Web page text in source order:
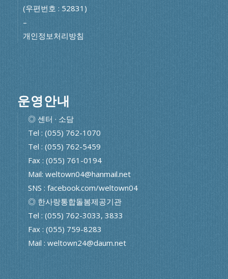
(우편번호 : 52831)
–
개인정보처리방침
운영안내
◎ 센터 · 소담
Tel : (055) 762-1070
Tel : (055) 762-5459
Fax : (055) 761-0194
Mail: weltown04@hanmail.net
SNS : facebook.com/weltown04
◎ 한사랑통합돌봄제공기관
Tel : (055) 762-3033, 3833
Fax : (055) 759-8283
Mail : weltown24@daum.net